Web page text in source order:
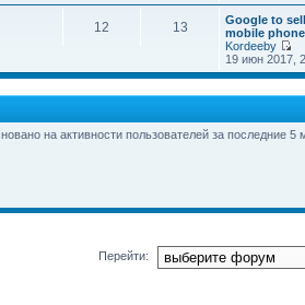
12 13
Google to
mobile
Kordeeby
19 июн 2017,
на активности пользователей за последние 5
Перейти: